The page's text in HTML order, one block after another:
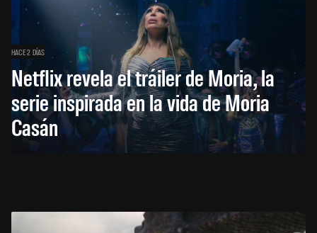
HACE 2 DÍAS
Netflix revela el tráiler de Moria, la
serie inspirada en la vida de Moria
Casán